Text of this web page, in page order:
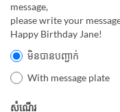
message,
please write your
Happy Birthday Jane!
មិនបានបញ្ជាក់
With message plate
សំណើរ